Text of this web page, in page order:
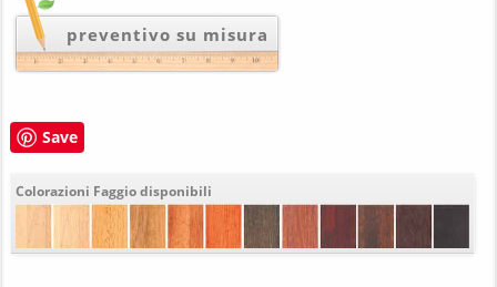
preventivo su misura
Save
Colorazioni Faggio disponibili